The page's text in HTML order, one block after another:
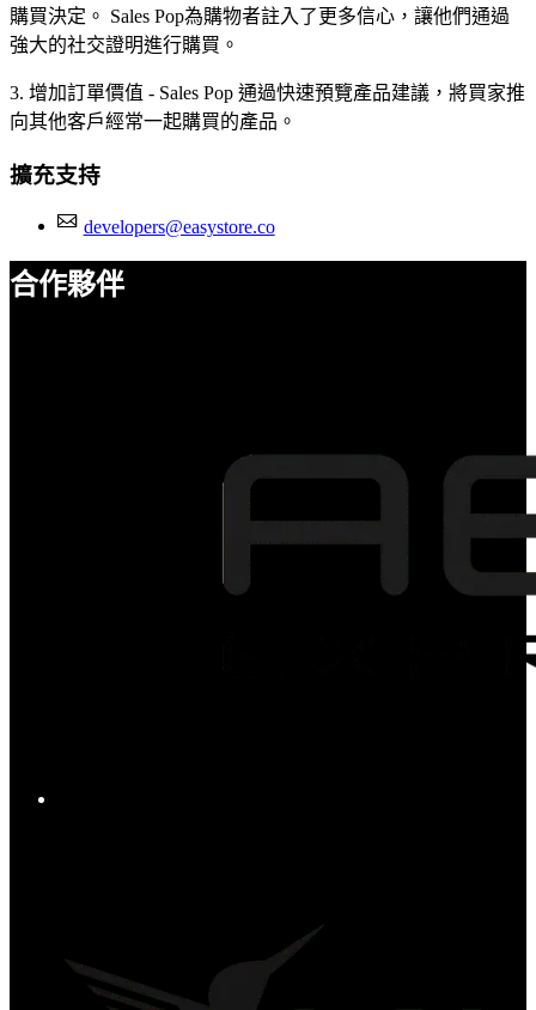
購買決定。 Sales Pop為購物者註入了更多信心，讓他們通過
強大的社交證明進行購買。
3. 增加訂單價值 - Sales Pop 通過快速預覽產品建議，將買家推
向其他客戶經常一起購買的產品。
擴充支持
developers@easystore.co
合作夥伴